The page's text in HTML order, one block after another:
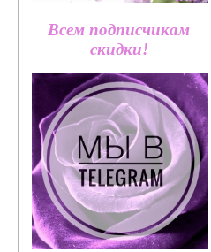
Всем подписчикам
скидки!